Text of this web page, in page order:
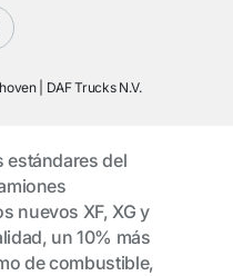
DAF Trucks N.V.
estándares del
nuevos XF, XG y
un 10% más
de combustible,